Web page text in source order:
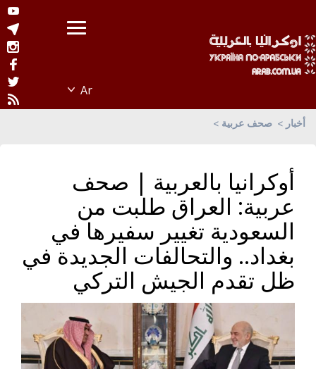
أخبار صحف عربية
أوكرانيا بالعربية | صحف
عربية: العراق طلبت من
السعودية تغيير سفيرها في
بغداد.. والتحالفات الجديدة في
ظل تقدم الجيش التركي